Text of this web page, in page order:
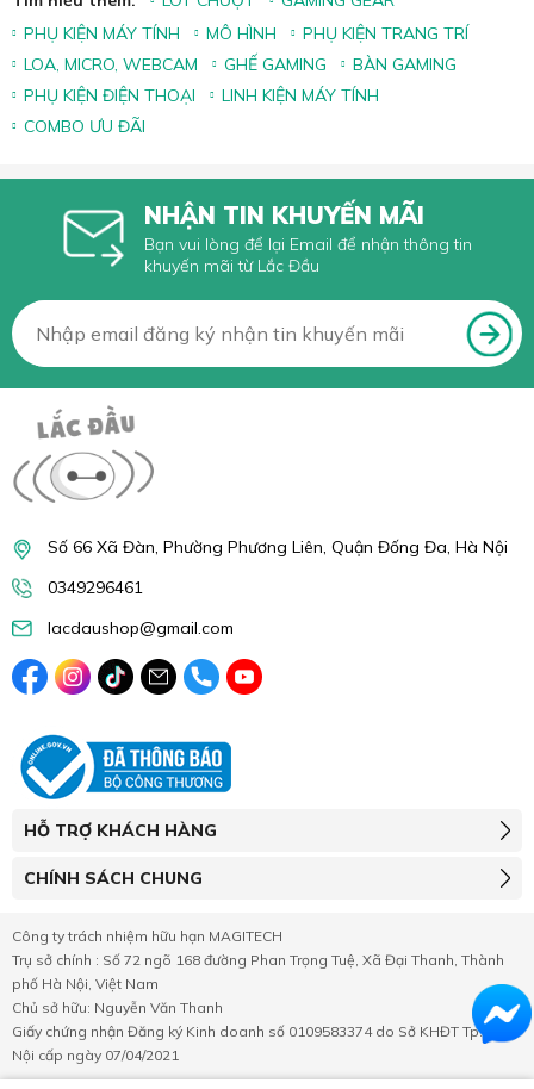
PHỤ KIỆN MÁY TÍNH
MÔ HÌNH
PHỤ KIỆN TRANG TRÍ
LOA, MICRO, WEBCAM
GHẾ GAMING
BÀN GAMING
PHỤ KIỆN ĐIỆN THOẠI
LINH KIỆN MÁY TÍNH
COMBO ƯU ĐÃI
NHẬN TIN KHUYẾN MÃI
Bạn vui lòng để lại Email để nhận thông tin
khuyến mãi từ Lắc Đầu
Số 66 Xã Đàn, Phường Phương Liên, Quận Đống Đa, Hà Nội
0349296461
lacdaushop@gmail.com
HỖ TRỢ KHÁCH HÀNG
CHÍNH SÁCH CHUNG
Công ty trách nhiệm hữu hạn MAGITECH
Trụ sở chính : Số 72 ngõ 168 đường Phan Trọng Tuệ, Xã Đại Thanh, Thành
phố Hà Nội, Việt Nam
Chủ sở hữu: Nguyễn Văn Thanh
Giấy chứng nhận Đăng ký Kinh doanh số 0109583374 do Sở KHĐT Tp.Hà
Nội cấp ngày 07/04/2021